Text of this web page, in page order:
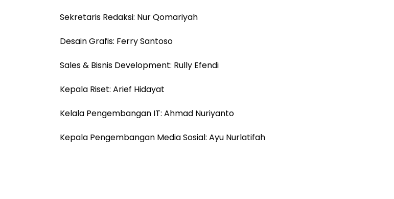
Sekretaris Redaksi: Nur Qomariyah
Desain Grafis: Ferry Santoso
Sales & Bisnis Development: Rully Efendi
Kepala Riset: Arief Hidayat
Kelala Pengembangan IT: Ahmad Nuriyanto
Kepala Pengembangan Media Sosial: Ayu Nurlatifah